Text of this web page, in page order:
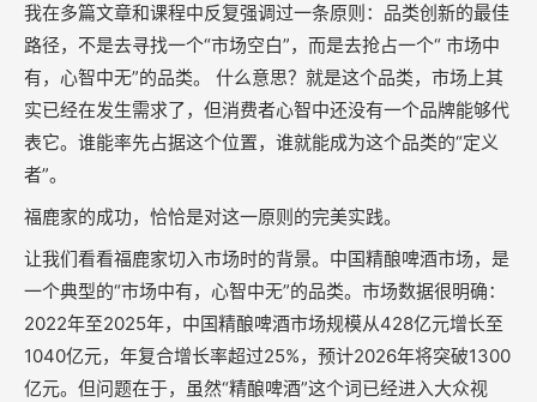
我在多篇文章和课程中反复强调过一条原则：品类创新的最佳
路径，不是去寻找一个“市场空白”，而是去抢占一个“ 市场中
有，心智中无”的品类。 什么意思？就是这个品类，市场上其
实已经在发生需求了，但消费者心智中还没有一个品牌能够代
表它。谁能率先占据这个位置，谁就能成为这个品类的“定义
者”。
福鹿家的成功，恰恰是对这一原则的完美实践。
让我们看看福鹿家切入市场时的背景。中国精酿啤酒市场，是
一个典型的“市场中有，心智中无”的品类。市场数据很明确：
2022年至2025年，中国精酿啤酒市场规模从428亿元增长至
1040亿元，年复合增长率超过25%，预计2026年将突破1300
亿元。但问题在于，虽然“精酿啤酒”这个词已经进入大众视